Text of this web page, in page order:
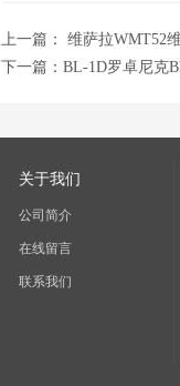
上一篇： 维萨拉WMT52
下一篇： BL-1D罗卓尼克
关于我们
公司简介
在线留言
联系我们